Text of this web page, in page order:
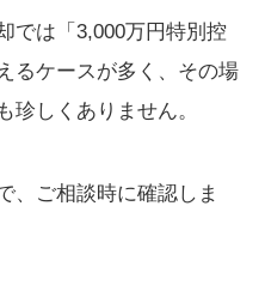
では「3,000万円特別控
るケースが多く、その場
珍しくありません。
、ご相談時に確認しま